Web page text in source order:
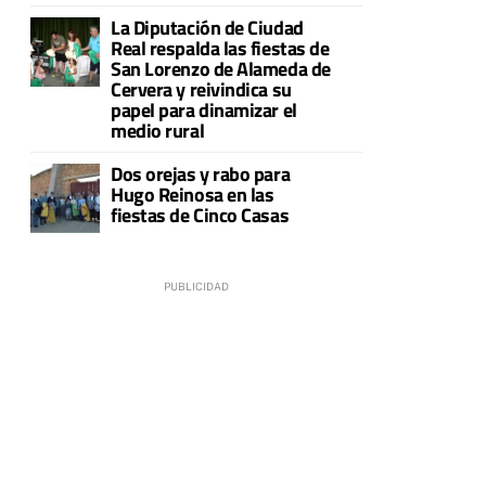
La Diputación de Ciudad
Real respalda las fiestas de
San Lorenzo de Alameda de
Cervera y reivindica su
papel para dinamizar el
medio rural
Dos orejas y rabo para
Hugo Reinosa en las
fiestas de Cinco Casas